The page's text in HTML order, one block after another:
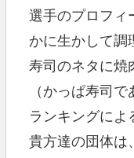
選手のプロフィ
かに生かして調
寿司のネタに焼
（かっぱ寿司
ランキングによ
貴方達の団体は